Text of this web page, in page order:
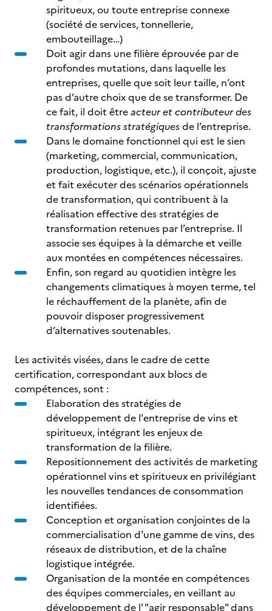
spiritueux, ou toute entreprise connexe
(société de services, tonnellerie,
embouteillage…)
Doit agir dans une filière éprouvée par de
profondes mutations, dans laquelle les
entreprises, quelle que soit leur taille, n’ont
pas d’autre choix que de se transformer. De
ce fait, il doit êtreacteur et contributeur des
transformations stratégiquesde l’entreprise.
Dans le domaine fonctionnel qui est le sien
(marketing, commercial, communication,
production, logistique, etc.), il conçoit, ajuste
et fait exécuter des scénarios opérationnels
de transformation, qui contribuent à la
réalisation effective des stratégies de
transformation retenues par l’entreprise. Il
associe ses équipes à la démarche et veille
aux montées en compétences nécessaires.
Enfin, son regard au quotidien intègre les
changements climatiques à moyen terme, tel
le réchauffement de la planète, afin de
pouvoir disposer progressivement
d’alternatives soutenables.
Les activités visées, dans le cadre de cette
certification, correspondant aux blocs de
compétences, sont :
Elaboration des stratégies de
développement de l'entreprise de vins et
spiritueux, intégrant les enjeux de
transformation de la filière.
Repositionnement des activités de marketing
opérationnel vins et spiritueux en privilégiant
les nouvelles tendances de consommation
identifiées.
Conception et organisation conjointes de la
commercialisation d'une gamme de vins, des
réseaux de distribution, et de la chaîne
logistique intégrée.
Organisation de la montée en compétences
des équipes commerciales, en veillant au
développement de l' "agir responsable" dans